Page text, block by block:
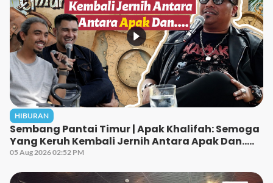
HIBURAN
Sembang Pantai Timur | Apak Khalifah: Semoga
Yang Keruh Kembali Jernih Antara Apak Dan…..
05 Aug 2026 02:52 PM